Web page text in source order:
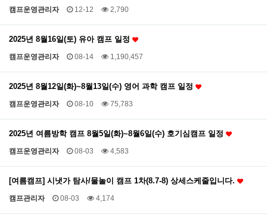
캠프운영관리자 12-12 2,790
2025년 8월16일(토) 유아 캠프 일정
캠프운영관리자 08-14 1,190,457
2025년 8월12일(화)~8월13일(수) 영어 과학 캠프 일정
캠프운영관리자 08-10 75,783
2025년 여름방학 캠프 8월5일(화)~8월6일(수) 호기심캠프 일정
캠프운영관리자 08-03 4,583
[여름캠프] 시냇가 탐사/물놀이 캠프 1차(8.7-8) 상세스케줄입니다.
캠프관리자 08-03 4,174